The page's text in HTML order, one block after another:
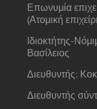
Επωνυμία
(Ατομική
Ιδιοκτήτης-
Βασίλειος
Διευθυντής:
Διευθυντής